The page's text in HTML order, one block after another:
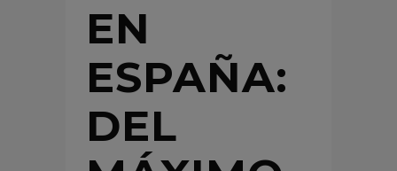
EN
ESPAÑA:
DEL